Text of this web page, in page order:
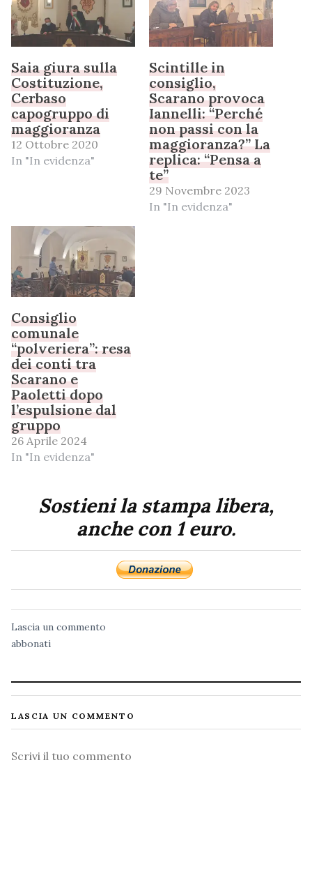
Saia giura sulla
Costituzione,
Cerbaso
capogruppo di
maggioranza
12 Ottobre 2020
In "In evidenza"
Scintille in
consiglio,
Scarano provoca
Iannelli: “Perché
non passi con la
maggioranza?” La
replica: “Pensa a
te”
29 Novembre 2023
In "In evidenza"
Consiglio
comunale
“polveriera”: resa
dei conti tra
Scarano e
Paoletti dopo
l’espulsione dal
gruppo
26 Aprile 2024
In "In evidenza"
Sostieni la stampa libera,
anche con 1 euro.
Lascia un commento
abbonati
LASCIA UN COMMENTO
Commento